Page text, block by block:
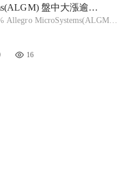
盤中大漲逾
標跌深後反彈、站穩均
Allegro MicroSystems(ALGM)
顯強勢走高。最新價已明顯高
間，顯示短線買
16